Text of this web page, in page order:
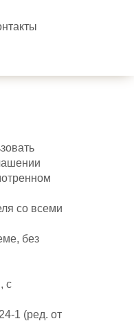
со всеми
без
с
1 (ред. от